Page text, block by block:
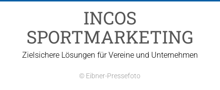
INCOS
SPORTMARKETING
Zielsichere Lösungen für Vereine und Unternehmen
© Eibner-Pressefoto